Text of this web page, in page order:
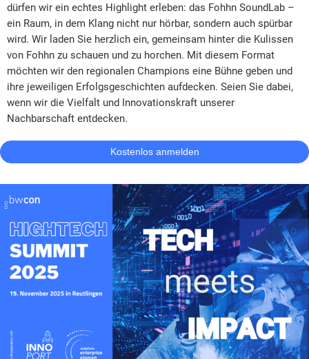
dürfen wir ein echtes Highlight erleben: das Fohhn SoundLab –
ein Raum, in dem Klang nicht nur hörbar, sondern auch spürbar
wird. Wir laden Sie herzlich ein, gemeinsam hinter die Kulissen
von Fohhn zu schauen und zu horchen. Mit diesem Format
möchten wir den regionalen Champions eine Bühne geben und
ihre jeweiligen Erfolgsgeschichten aufdecken. Seien Sie dabei,
wenn wir die Vielfalt und Innovationskraft unserer
Nachbarschaft entdecken.
Kostenlos anmelden